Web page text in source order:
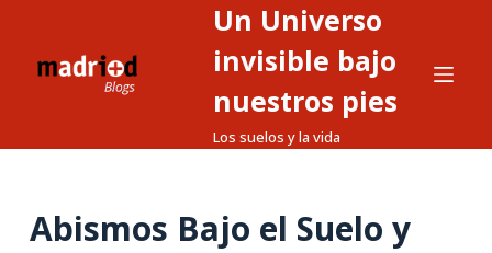
Un Universo
invisible bajo
nuestros pies
Los suelos y la vida
Abismos Bajo el Suelo y